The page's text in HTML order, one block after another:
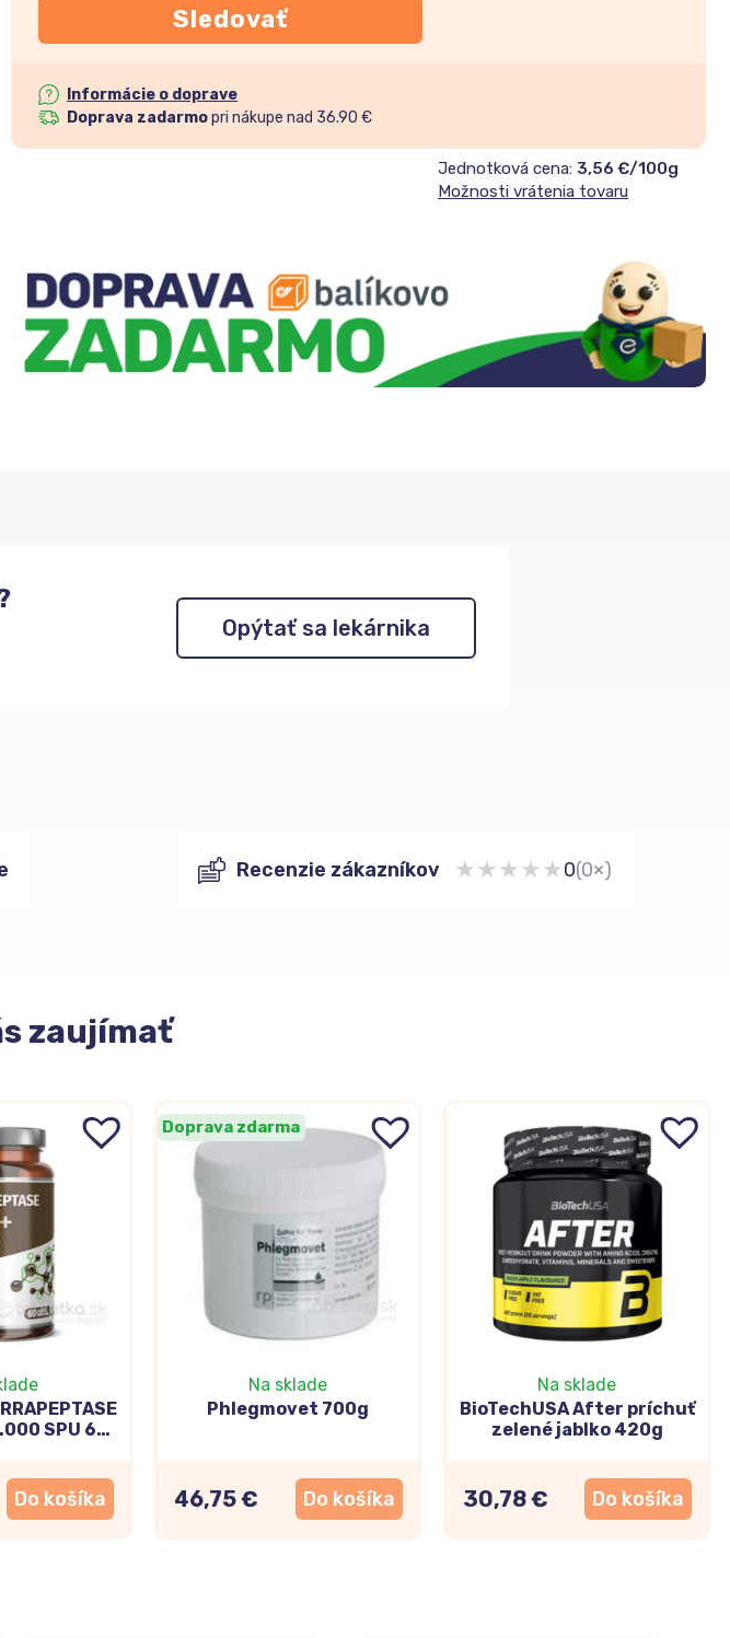
Sledovať
Informácie o doprave
Doprava zadarmopri nákupe nad 36.90 €
Jednotková cena: 3,56 €/100g
Možnosti vrátenia tovaru
Opýtať sa lekárnika
Recenzie zákazníkov ★★★★★0(0×)
zaujímať
SPU 60
Do košíka
Doprava zdarma
Na sklade
Phlegmovet 700g
46,75 € Do košíka
Na sklade
BioTechUSA After príchuť
zelené jablko 420g
30,78 € Do košíka